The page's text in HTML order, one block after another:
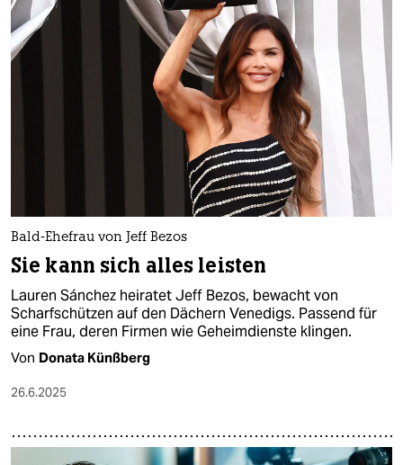
Bald-Ehefrau von Jeff Bezos
Sie kann sich alles leisten
Lauren Sánchez heiratet Jeff Bezos, bewacht von
Scharfschützen auf den Dächern Venedigs. Passend für
eine Frau, deren Firmen wie Geheimdienste klingen.
Von Donata Künßberg
26.6.2025